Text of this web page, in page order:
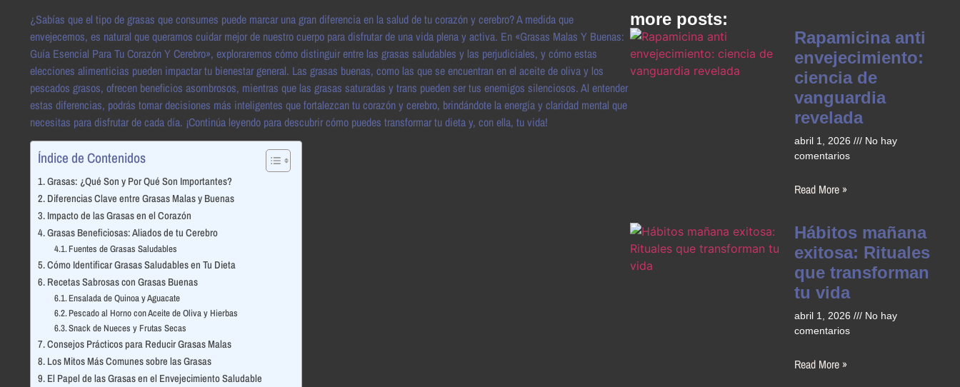
¿Sabías que el tipo de grasas que consumes puede marcar una gran diferencia en la salud de tu corazón y cerebro? A medida que
envejecemos, es natural que queramos cuidar mejor de nuestro cuerpo para disfrutar de una vida plena y activa. En «Grasas Malas Y Buenas:
Guía Esencial Para Tu Corazón Y Cerebro», exploraremos cómo distinguir entre las grasas saludables y las perjudiciales, y cómo estas
elecciones alimenticias pueden impactar tu bienestar general. Las grasas buenas, como las que se encuentran en el aceite de oliva y los
pescados grasos, ofrecen beneficios asombrosos, mientras que las grasas saturadas y trans pueden ser tus enemigos silenciosos. Al entender
estas diferencias, podrás tomar decisiones más inteligentes que fortalezcan tu corazón y cerebro, brindándote la energía y claridad mental que
necesitas para disfrutar de cada día. ¡Continúa leyendo para descubrir cómo puedes transformar tu dieta y, con ella, tu vida!
Índice de Contenidos
Grasas: ¿Qué Son y Por Qué Son Importantes?
Diferencias Clave entre Grasas Malas y Buenas
Impacto de las Grasas en el Corazón
Grasas Beneficiosas: Aliados de tu Cerebro
Fuentes de Grasas Saludables
Cómo Identificar Grasas Saludables en Tu Dieta
Recetas Sabrosas con Grasas Buenas
Ensalada de Quinoa y Aguacate
Pescado al Horno con Aceite de Oliva y Hierbas
Snack de Nueces y Frutas Secas
Consejos Prácticos para Reducir Grasas Malas
Los Mitos Más Comunes sobre las Grasas
El Papel de las Grasas en el Envejecimiento Saludable
more posts:
Rapamicina anti
envejecimiento:
ciencia de
vanguardia
revelada
abril 1, 2026
No hay
comentarios
Read More »
Hábitos mañana
exitosa: Rituales
que transforman
tu vida
abril 1, 2026
No hay
comentarios
Read More »